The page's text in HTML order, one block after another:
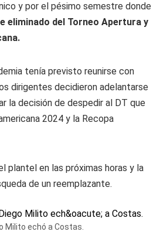
y por el pésimo semestre donde
eliminado del Torneo Apertura y
tenía previsto reunirse con
dirigentes decidieron adelantarse
la decisión de despedir al DT que
2024 y la Recopa
plantel en las próximas horas y la
de un reemplazante.
Milito echó a Costas.